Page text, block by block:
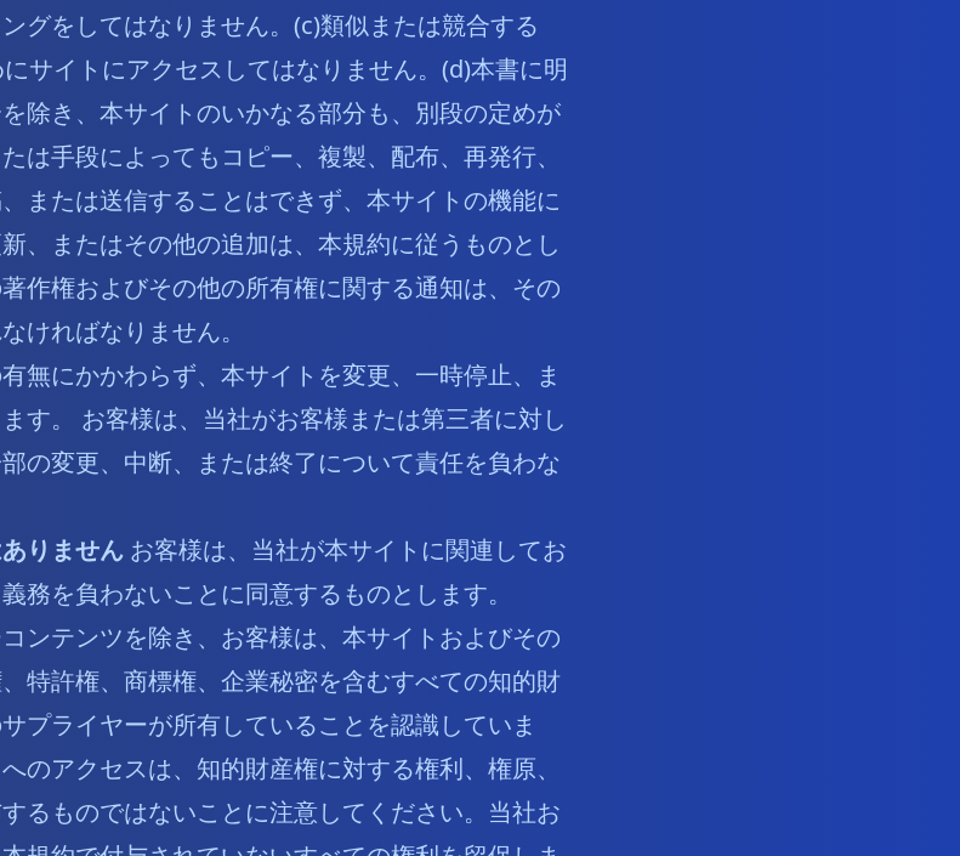
グをしてはなりません。(c)類似または競合する
サイトにアクセスしてはなりません。(d)本書に明
除き、本サイトのいかなる部分も、別段の定めが
は手段によってもコピー、複製、配布、再発行、
または送信することはできず、本サイトの機能に
、またはその他の追加は、本規約に従うものとし
作権およびその他の所有権に関する通知は、その
ければなりません。
無にかかわらず、本サイトを変更、一時停止、ま
す。 お客様は、当社がお客様または第三者に対し
の変更、中断、または終了について責任を負わな
りませんお客様は、当社が本サイトに関連してお
務を負わないことに同意するものとします。
ンテンツを除き、お客様は、本サイトおよびその
特許権、商標権、企業秘密を含むすべての知的財
プライヤーが所有していることを認識していま
のアクセスは、知的財産権に対する権利、権原、
るものではないことに注意してください。当社お